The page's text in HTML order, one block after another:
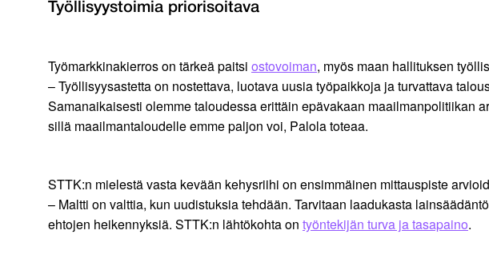
Työllisyystoimia priorisoitava
Työmarkkinakierros on tärkeä paitsi ostovoiman, myös maan hallituksen
– Työllisyysastetta on nostettava, luotava uusia työpaikkoja ja turvattava
Samanaikaisesti olemme taloudessa erittäin epävakaan maailmanpolitiikan
sillä maailmantaloudelle emme paljon voi, Palola toteaa.
STTK:n mielestä vasta kevään kehysriihi on ensimmäinen mittauspiste
– Maltti on valttia, kun uudistuksia tehdään. Tarvitaan laadukasta
ehtojen heikennyksiä. STTK:n lähtökohta on työntekijän turva ja tasapaino.